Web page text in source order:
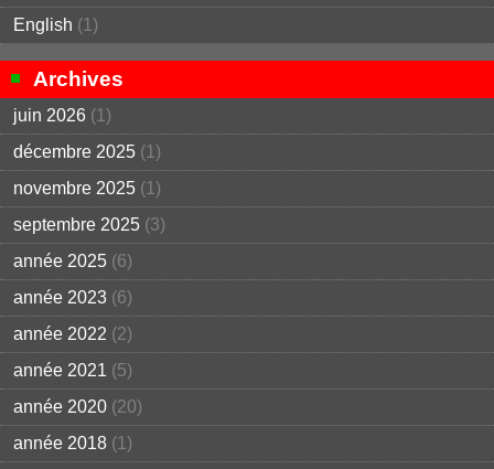
English (1)
Archives
juin 2026 (1)
décembre 2025 (1)
novembre 2025 (1)
septembre 2025 (3)
année 2025 (6)
année 2023 (6)
année 2022 (2)
année 2021 (5)
année 2020 (20)
année 2018 (1)